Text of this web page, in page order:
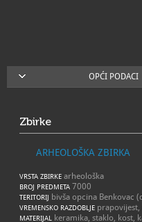
OPĆI PODACI
Zbirke
ARHEOLOŠKA ZBIRKA
VRSTA ZBIRKE arheološka
BROJ PREDMETA 7000
TERITORIJ bivša opcina Benkovac
VREMENSKO RAZDOBLJE
MATERIJAL keramika, staklo, kost,